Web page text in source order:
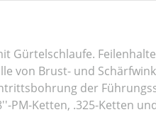
Gürtelschlaufe.
von Brust- und
der
PM-Ketten, .325-Ketten